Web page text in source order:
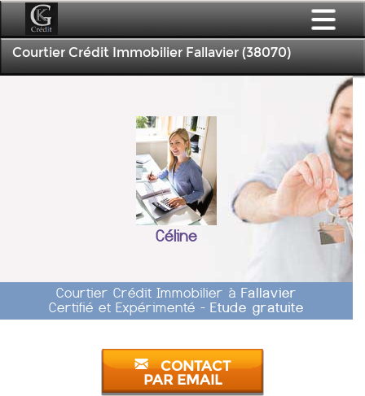
Courtier Crédit Immobilier Fallavier (38070)
Céline
Courtier Crédit Immobilier à Fallavier
Certifié et Expérimenté - Etude gratuite
CONTACT
PAR EMAIL